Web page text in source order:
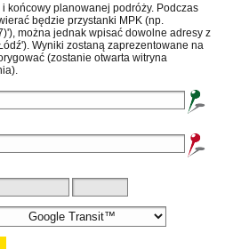
końcowy planowanej podróży. Podczas
będzie przystanki MPK (np.
można jednak wpisać dowolne adresy z
Wyniki zostaną zaprezentowane na
(zostanie otwarta witryna